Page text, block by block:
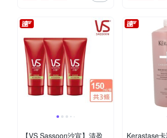
【VS Sassoon沙宣】清盈 Kerastase